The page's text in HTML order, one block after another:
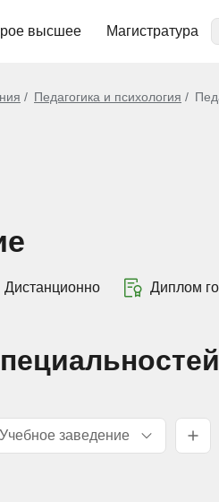
высшее Магистратура
Педагогика и психология
Дистанционно Диплом
Учебное заведение